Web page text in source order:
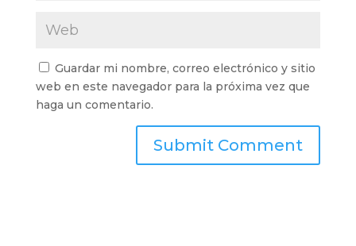
Guardar mi nombre, correo electrónico y sitio
web en este navegador para la próxima vez que
haga un comentario.